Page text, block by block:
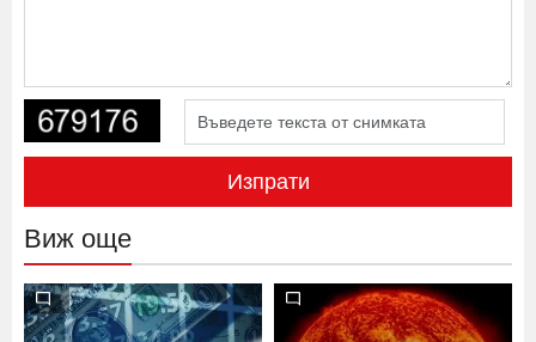
Изпрати
Виж още